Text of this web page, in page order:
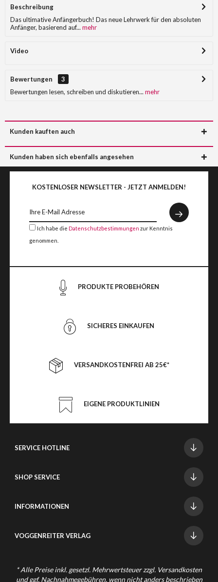
Beschreibung
Das ultimative Anfängerbuch! Das neue Lehrwerk für den absoluten
Anfänger, basierend auf... mehr
Video
Bewertungen
3
Bewertungen lesen, schreiben und diskutieren... mehr
Kunden kauften auch
Kunden haben sich ebenfalls angesehen
KOSTENLOSER NEWSLETTER - JETZT ANMELDEN!
Ich habe die Datenschutzbestimmungen zur Kenntnis
genommen.
PRODUKTE PROBEHÖREN
SICHERES EINKAUFEN
VERSANDKOSTENFREI AB 25€*
EIGENE PRODUKTLINIEN
SERVICE HOTLINE
SHOP SERVICE
INFORMATIONEN
VOGGENREITER VERLAG
* Alle Preise inkl. gesetzl. Mehrwertsteuer zzgl. Versandkosten
und ggf. Nachnahmegebühren, wenn nicht anders beschrieben